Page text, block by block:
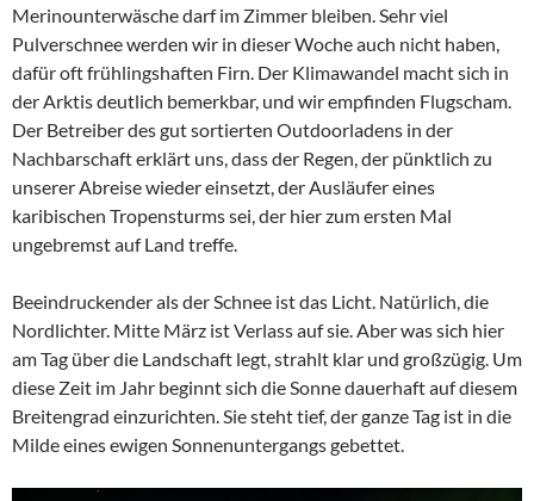
Merinounterwäsche darf im Zimmer bleiben. Sehr viel
Pulverschnee werden wir in dieser Woche auch nicht haben,
dafür oft frühlingshaften Firn. Der Klimawandel macht sich in
der Arktis deutlich bemerkbar, und wir empfinden Flugscham.
Der Betreiber des gut sortierten Outdoorladens in der
Nachbarschaft erklärt uns, dass der Regen, der pünktlich zu
unserer Abreise wieder einsetzt, der Ausläufer eines
karibischen Tropensturms sei, der hier zum ersten Mal
ungebremst auf Land treffe.
Beeindruckender als der Schnee ist das Licht. Natürlich, die
Nordlichter. Mitte März ist Verlass auf sie. Aber was sich hier
am Tag über die Landschaft legt, strahlt klar und großzügig. Um
diese Zeit im Jahr beginnt sich die Sonne dauerhaft auf diesem
Breitengrad einzurichten. Sie steht tief, der ganze Tag ist in die
Milde eines ewigen Sonnenuntergangs gebettet.